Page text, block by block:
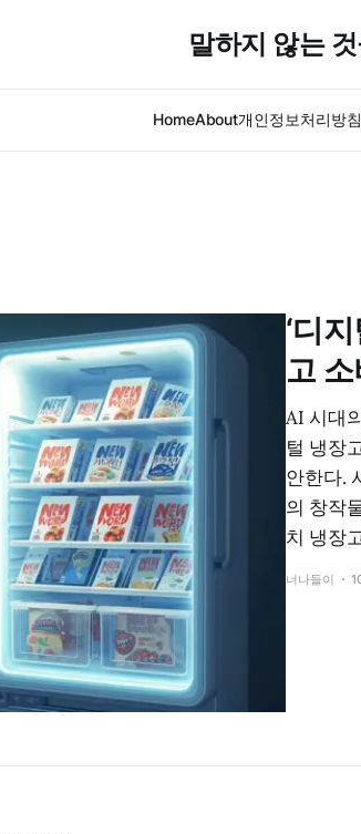
말하지 않는
HomeAbout개인정보처리방침
‘디
고
AI 시대
털 냉장
안한다.
의 창작
치 냉장
너나들이